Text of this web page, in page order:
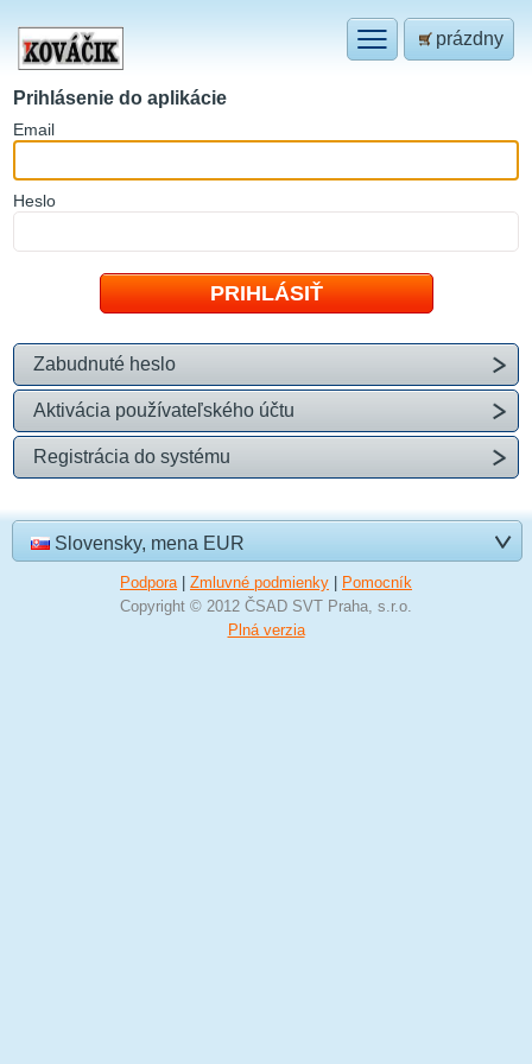
prázdny
Prihlásenie do aplikácie
Email
Heslo
Zabudnuté heslo
Aktivácia používateľského účtu
Registrácia do systému
Slovensky, mena EUR
Podpora| Zmluvné podmienky
Pomocník
Copyright © 2012 ČSAD SVT Praha, s.r.o.
Plná verzia